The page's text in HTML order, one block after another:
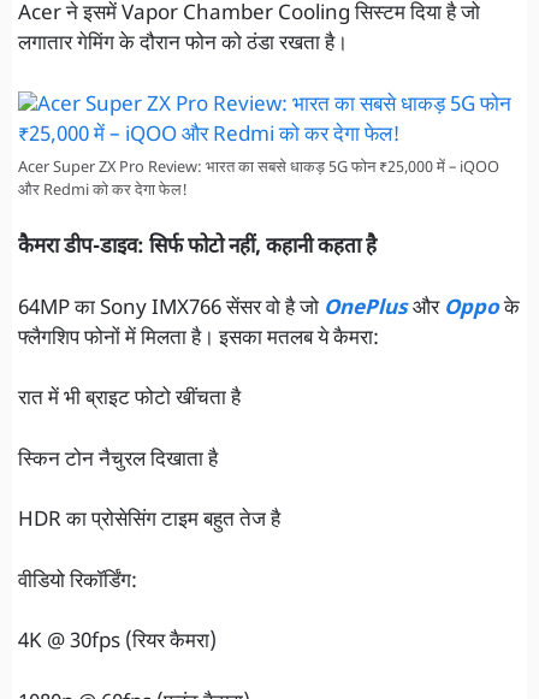
Acer ने इसमें Vapor Chamber Cooling सिस्टम दिया है जो
लगातार गेमिंग के दौरान फोन को ठंडा रखता है।
Acer Super ZX Pro Review: भारत का सबसे धाकड़ 5G फोन ₹25,000 में – iQOO
और Redmi को कर देगा फेल!
कैमरा डीप-डाइव: सिर्फ फोटो नहीं, कहानी कहता है
64MP का Sony IMX766 सेंसर वो है जो OnePlusऔर Oppoके
फ्लैगशिप फोनों में मिलता है। इसका मतलब ये कैमरा:
रात में भी ब्राइट फोटो खींचता है
स्किन टोन नैचुरल दिखाता है
HDR का प्रोसेसिंग टाइम बहुत तेज है
वीडियो रिकॉर्डिंग:
4K @ 30fps (रियर कैमरा)